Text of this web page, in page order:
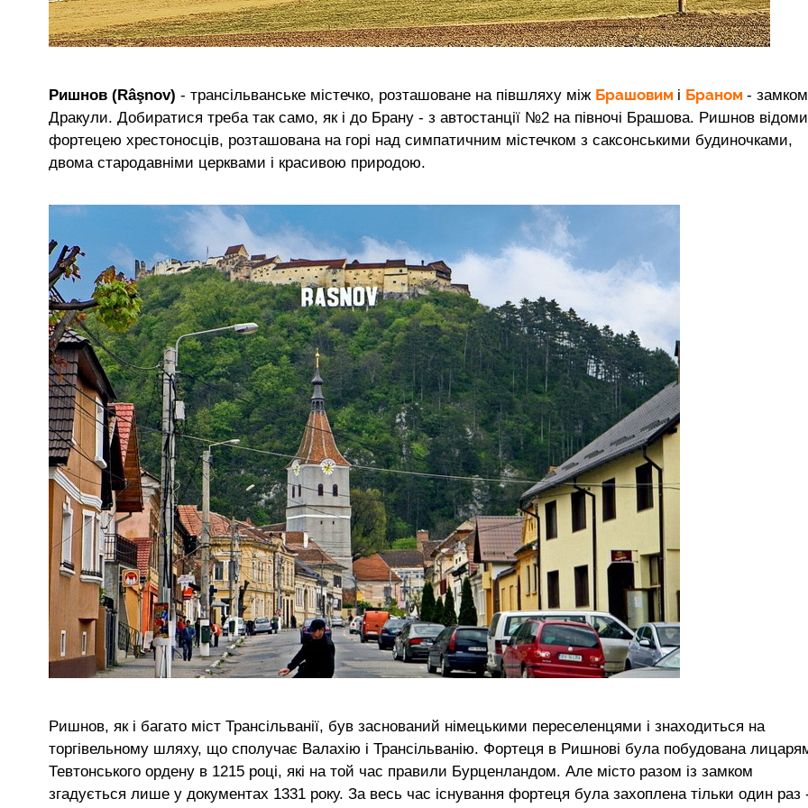
Ришнов (Râşnov) - трансільванське містечко, розташоване на півшляху між Брашовим і Браном - замком
Дракули. Добиратися треба так само, як і до Брану - з автостанції №2 на півночі Брашова. Ришнов
фортецею хрестоносців, розташована на горі над симпатичним містечком з саксонськими будиночками,
двома стародавніми церквами і красивою природою.
Ришнов, як і багато міст Трансільванії, був заснований німецькими переселенцями і знаходиться на
торгівельному шляху, що сполучає Валахію і Трансільванію. Фортеця в Ришнові була побудована
Тевтонського ордену в 1215 році, які на той час правили Бурценландом. Але місто разом із замком
згадується лише у документах 1331 року. За весь час існування фортеця була захоплена тільки один раз